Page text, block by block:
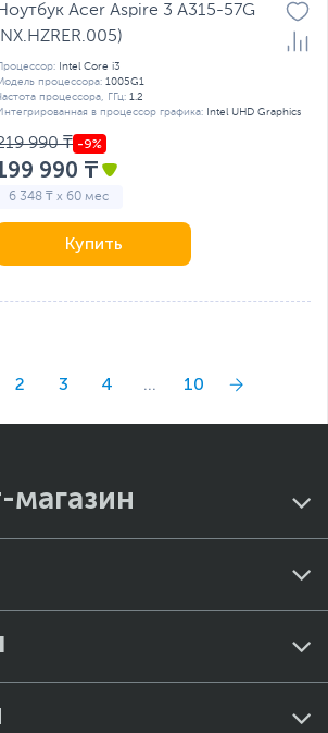
Acer Aspire 3 A315-57G
Intel Core i3
процессора: 1005G1
процессора, ГГц: 1.2
в процессор графика: Intel UHD Graphics
990 ₸
990 ₸
6 348 ₸ x 60 мес
Купить
2 3 4 ... 10
магазин